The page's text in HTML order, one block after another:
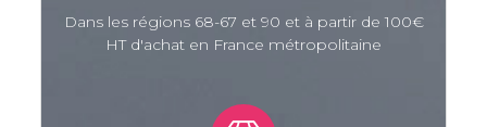
Dans les régions 68-67 et 90 et à partir de 100€
HT d'achat en France métropolitaine